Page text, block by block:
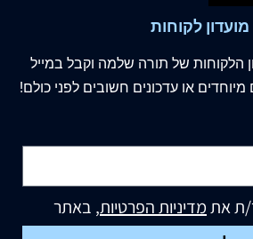
מועדון לקוחות
הלקוחות של תורה שלמה וקבל במייל
או עדכונים חשובים לפני כולם!
ת אתמדיניות הפרטיות, באתר